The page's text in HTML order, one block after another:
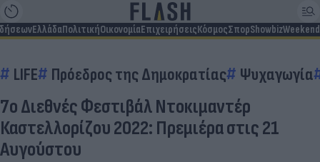
ΕλλάδαΠολιτικήΟικονομίαΕπιχειρήσειςΚόσμοςΣπορShowbizWeekend
LIFE Πρόεδρος της Δημοκρατίας Ψυχαγωγία
7ο Διεθνές Φεστιβάλ Ντοκιμαντέρ
Καστελλορίζου 2022: Πρεμιέρα στις 21
Αυγούστου